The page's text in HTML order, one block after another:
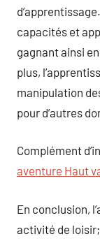
capacités et
gagnant ainsi
plus,
manipulation
pour d’autres
Complément
aventure Haut
En conclusion,
activité de